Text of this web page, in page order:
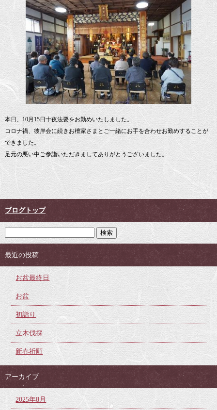
本日、10月15日十夜法要をお勤めいたしました。
コロナ禍、彼岸会に続きお檀家さまとご一緒にお手を合わせお勤めすることが
できました。
足元の悪い中ご参詣いただきましてありがとうございました。
ブログトップ
最近の投稿
お盆最終日
お盆
初詣り
立木伐採
新春祈願
アーカイブ
2025年8月